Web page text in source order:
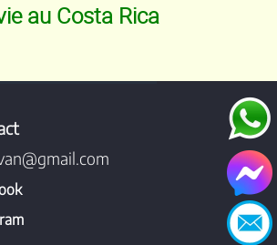
au Costa Rica